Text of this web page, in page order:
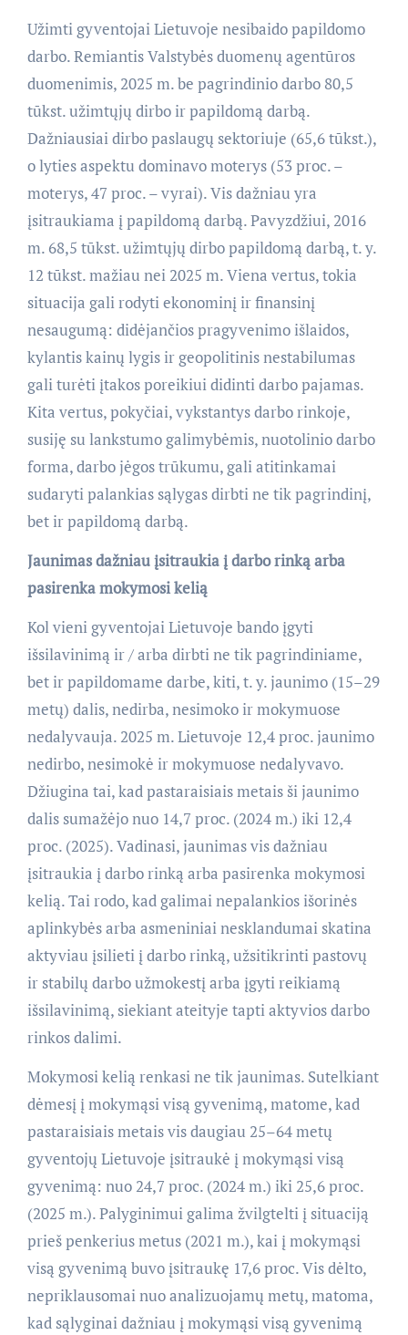
Užimti gyventojai Lietuvoje nesibaido papildomo
darbo. Remiantis Valstybės duomenų agentūros
duomenimis, 2025 m. be pagrindinio darbo 80,5
tūkst. užimtųjų dirbo ir papildomą darbą.
Dažniausiai dirbo paslaugų sektoriuje (65,6 tūkst.),
o lyties aspektu dominavo moterys (53 proc. –
moterys, 47 proc. – vyrai). Vis dažniau yra
įsitraukiama į papildomą darbą. Pavyzdžiui, 2016
m. 68,5 tūkst. užimtųjų dirbo papildomą darbą, t. y.
12 tūkst. mažiau nei 2025 m. Viena vertus, tokia
situacija gali rodyti ekonominį ir finansinį
nesaugumą: didėjančios pragyvenimo išlaidos,
kylantis kainų lygis ir geopolitinis nestabilumas
gali turėti įtakos poreikiui didinti darbo pajamas.
Kita vertus, pokyčiai, vykstantys darbo rinkoje,
susiję su lankstumo galimybėmis, nuotolinio darbo
forma, darbo jėgos trūkumu, gali atitinkamai
sudaryti palankias sąlygas dirbti ne tik pagrindinį,
bet ir papildomą darbą.
Jaunimas dažniau įsitraukia į darbo rinką arba
pasirenka mokymosi kelią
Kol vieni gyventojai Lietuvoje bando įgyti
išsilavinimą ir / arba dirbti ne tik pagrindiniame,
bet ir papildomame darbe, kiti, t. y. jaunimo (15–29
metų) dalis, nedirba, nesimoko ir mokymuose
nedalyvauja. 2025 m. Lietuvoje 12,4 proc. jaunimo
nedirbo, nesimokė ir mokymuose nedalyvavo.
Džiugina tai, kad pastaraisiais metais ši jaunimo
dalis sumažėjo nuo 14,7 proc. (2024 m.) iki 12,4
proc. (2025). Vadinasi, jaunimas vis dažniau
įsitraukia į darbo rinką arba pasirenka mokymosi
kelią. Tai rodo, kad galimai nepalankios išorinės
aplinkybės arba asmeniniai nesklandumai skatina
aktyviau įsilieti į darbo rinką, užsitikrinti pastovų
ir stabilų darbo užmokestį arba įgyti reikiamą
išsilavinimą, siekiant ateityje tapti aktyvios darbo
rinkos dalimi.
Mokymosi kelią renkasi ne tik jaunimas. Sutelkiant
dėmesį į mokymąsi visą gyvenimą, matome, kad
pastaraisiais metais vis daugiau 25–64 metų
gyventojų Lietuvoje įsitraukė į mokymąsi visą
gyvenimą: nuo 24,7 proc. (2024 m.) iki 25,6 proc.
(2025 m.). Palyginimui galima žvilgtelti į situaciją
prieš penkerius metus (2021 m.), kai į mokymąsi
visą gyvenimą buvo įsitraukę 17,6 proc. Vis dėlto,
nepriklausomai nuo analizuojamų metų, matoma,
kad sąlyginai dažniau į mokymąsi visą gyvenimą